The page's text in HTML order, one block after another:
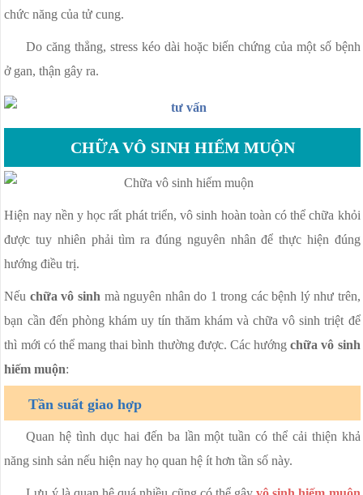
chức năng của tử cung.
Do căng thẳng, stress kéo dài hoặc biến chứng của một số bệnh
ở gan, thận gây ra.
CHỮA VÔ SINH HIẾM MUỘN
Hiện nay nền y học rất phát triển, vô sinh hoàn toàn có thể chữa khỏi
được tuy nhiên phải tìm ra đúng nguyên nhân để thực hiện đúng
hướng điều trị.
Nếu chữa vô sinh mà nguyên nhân do 1 trong các bệnh lý như trên,
bạn cần đến phòng khám uy tín thăm khám và chữa vô sinh triệt để
thì mới có thể mang thai bình thường được. Các hướngchữa vô sinh
hiếm muộn:
Tần suất giao hợp
Quan hệ tình dục hai đến ba lần một tuần có thể cải thiện khả
năng sinh sản nếu hiện nay họ quan hệ ít hơn tần số này.